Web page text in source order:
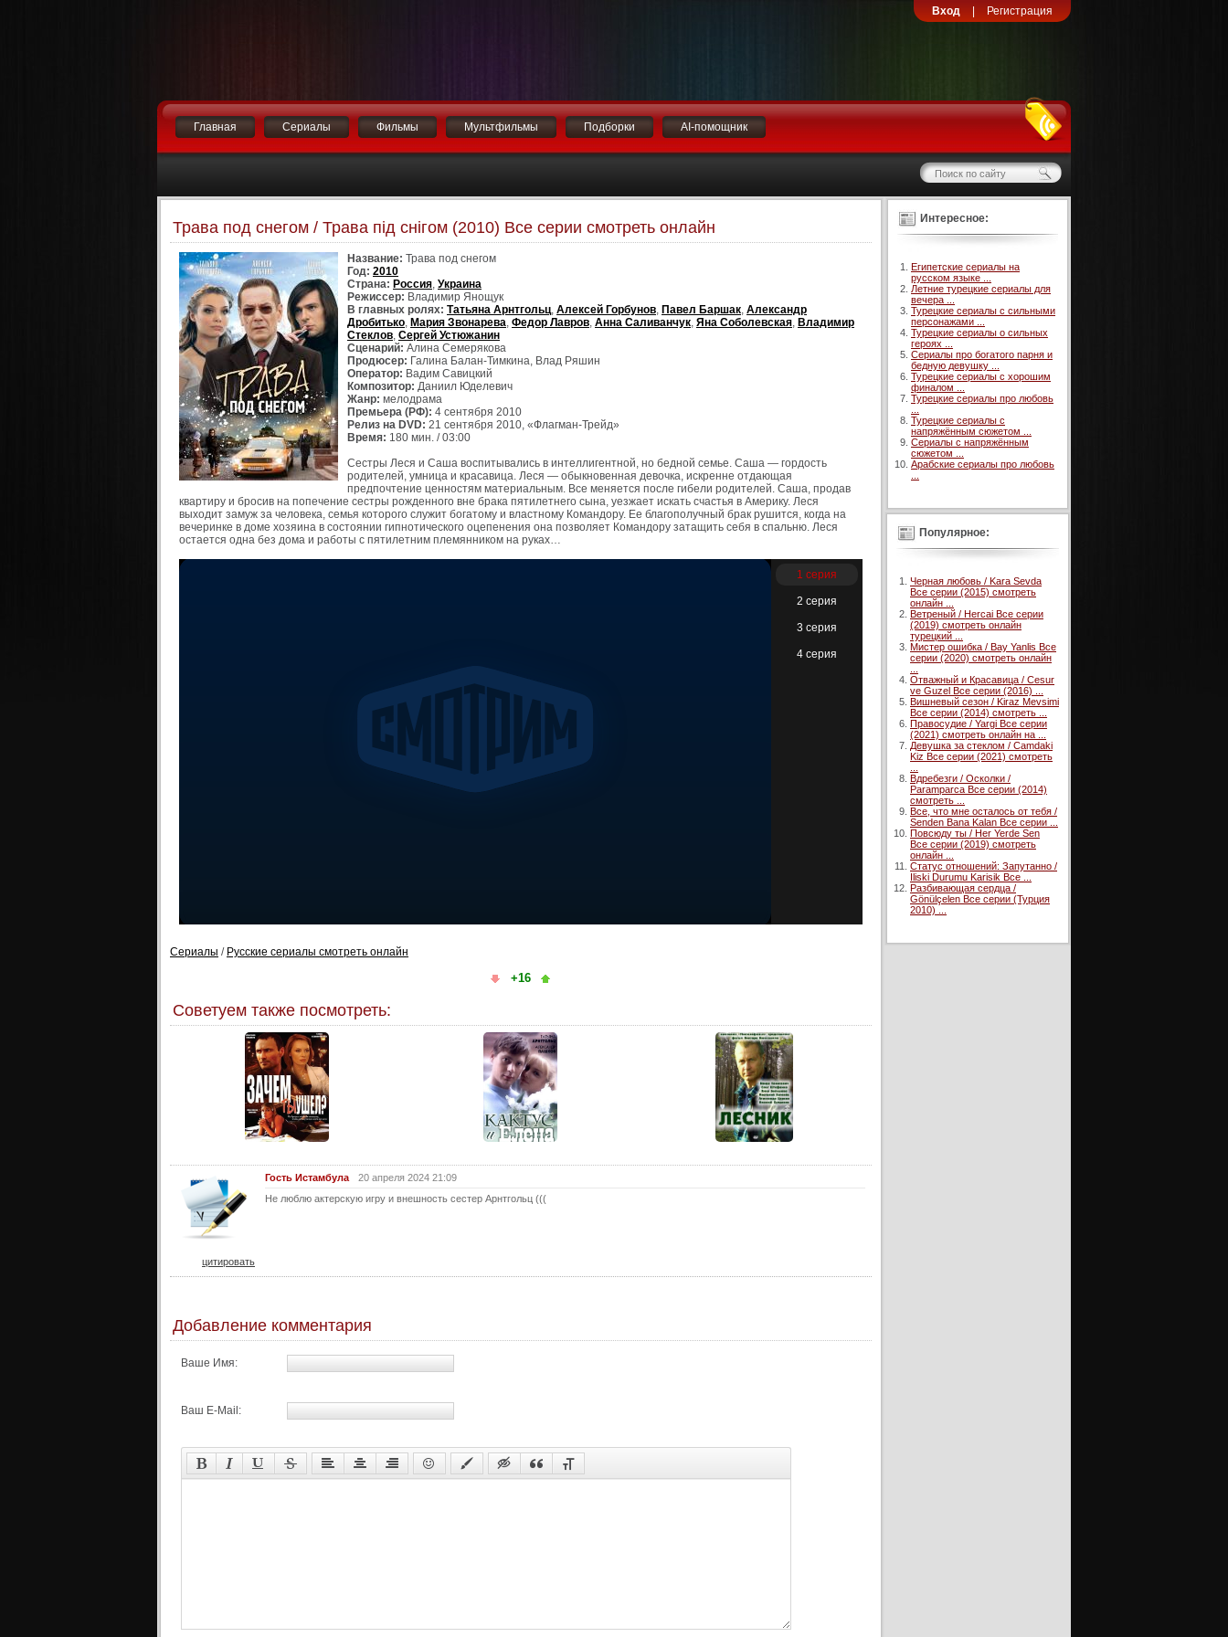
Вход Регистрация
Главная Сериалы Фильмы Мультфильмы Подборки AI-помощник
Трава под снегом / Трава під снігом (2010) Все серии смотреть онлайн
Название: Трава под снегом
Год: 2010
Страна: Россия, Украина
Режиссер: Владимир Янощук
В главных ролях: Татьяна Арнтгольц, Алексей Горбунов, Павел Баршак, Александр
Дробитько, Мария Звонарева, Федор Лавров, Анна Саливанчук, Яна Соболевская, Владимир
Стеклов, Сергей Устюжанин
Сценарий: Алина Семерякова
Продюсер: Галина Балан-Тимкина, Влад Ряшин
Оператор: Вадим Савицкий
Композитор: Даниил Юделевич
Жанр: мелодрама
Премьера (РФ): 4 сентября 2010
Релиз на DVD: 21 сентября 2010, «Флагман-Трейд»
Время: 180 мин. / 03:00
Сестры Леся и Саша воспитывались в интеллигентной, но бедной семье. Саша — гордость
родителей, умница и красавица. Леся — обыкновенная девочка, искренне отдающая
предпочтение ценностям материальным. Все меняется после гибели родителей. Саша, продав
квартиру и бросив на попечение сестры рожденного вне брака пятилетнего сына, уезжает искать счастья в Америку. Леся
выходит замуж за человека, семья которого служит богатому и властному Командору. Ее благополучный брак рушится, когда на
вечеринке в доме хозяина в состоянии гипнотического оцепенения она позволяет Командору затащить себя в спальню. Леся
остается одна без дома и работы с пятилетним племянником на руках…
1 серия
2 серия
3 серия
4 серия
Сериалы / Русские сериалы смотреть онлайн
+16
Советуем также посмотреть:
Гость Истамбула
20 апреля 2024 21:09
Не люблю актерскую игру и внешность сестер Арнтгольц (((
цитировать
Добавление комментария
Ваше Имя:
Ваш E-Mail:
Интересное:
Египетские сериалы на
русском языке ...
Летние турецкие сериалы для
вечера ...
Турецкие сериалы с сильными
персонажами ...
Турецкие сериалы о сильных
героях ...
Сериалы про богатого парня и
бедную девушку ...
Турецкие сериалы с хорошим
финалом ...
Турецкие сериалы про любовь
Турецкие сериалы с
напряжённым сюжетом ...
Сериалы с напряжённым
сюжетом ...
Арабские сериалы про любовь
Популярное:
Черная любовь / Kara Sevda
Все серии (2015) смотреть
онлайн ...
Ветреный / Hercai Все серии
(2019) смотреть онлайн
турецкий ...
Мистер ошибка / Bay Yanlis Все
серии (2020) смотреть онлайн
Отважный и Красавица / Cesur
ve Guzel Все серии (2016) ...
Вишневый сезон / Kiraz Mevsimi
Все серии (2014) смотреть ...
Правосудие / Yargi Все серии
(2021) смотреть онлайн на ...
Девушка за стеклом / Camdaki
Kiz Все серии (2021) смотреть
Вдребезги / Осколки /
Paramparca Все серии (2014)
смотреть ...
Все, что мне осталось от тебя /
Senden Bana Kalan Все серии ...
Повсюду ты / Her Yerde Sen
Все серии (2019) смотреть
онлайн ...
Статус отношений: Запутанно /
Iliski Durumu Karisik Все ...
Разбивающая сердца /
Gönülçelen Все серии (Турция
2010) ...